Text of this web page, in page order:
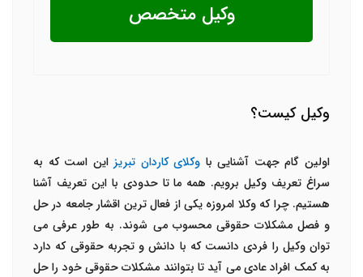
وکیل متخصص
وکیل کیست؟
اولین گام جهت آشنایی با وکلای کاردان تبریز این است که به
سراغ تعریف وکیل برویم. همه ما تا حدودی با این تعریف آشنا
هستیم. چرا که وکلا امروزه یکی از فعال ترین اقشار جامعه در حل
و فصل مشکلات حقوقی محسوب می شوند. به طور عرفی می
توان وکیل را فردی دانست که با دانش و تجربه حقوقی که دارد
به کمک افراد عادی می آید تا بتوانند مشکلات حقوقی خود را حل